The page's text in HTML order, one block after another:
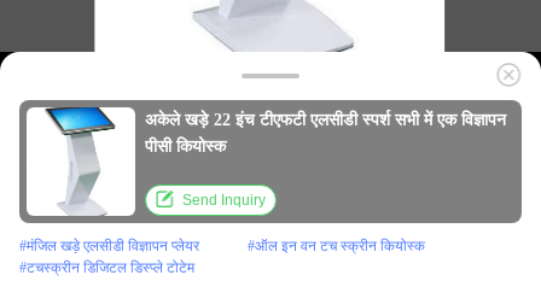
अकेले खड़े 22 इंच टीएफटी एलसीडी स्पर्श सभी में एक विज्ञापन
पीसी कियोस्क
Send Inquiry
#मंजिल खड़े एलसीडी विज्ञापन प्लेयर #ऑल इन वन टच स्क्रीन कियोस्क
#टचस्क्रीन डिजिटल डिस्प्ले टोटेम